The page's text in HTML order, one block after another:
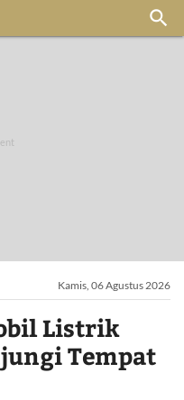

Kamis, 06 Agustus 2026
Listrik
Tempat